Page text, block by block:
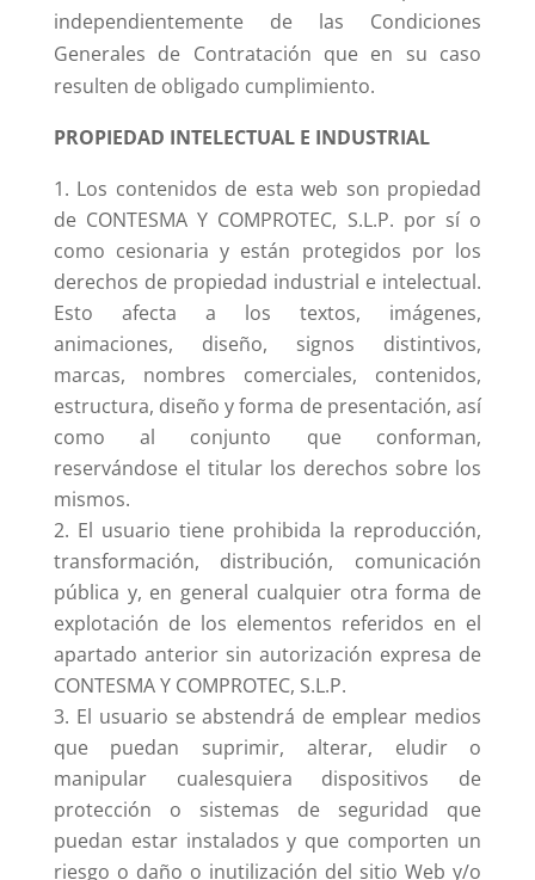
independientemente de las Condiciones
Generales de Contratación que en su caso
resulten de obligado cumplimiento.
PROPIEDAD INTELECTUAL E INDUSTRIAL
Los contenidos de esta web son propiedad
de CONTESMA Y COMPROTEC, S.L.P. por sí o
como cesionaria y están protegidos por los
derechos de propiedad industrial e intelectual.
Esto afecta a los textos, imágenes,
animaciones, diseño, signos distintivos,
marcas, nombres comerciales, contenidos,
estructura, diseño y forma de presentación, así
como al conjunto que conforman,
reservándose el titular los derechos sobre los
mismos.
El usuario tiene prohibida la reproducción,
transformación, distribución, comunicación
pública y, en general cualquier otra forma de
explotación de los elementos referidos en el
apartado anterior sin autorización expresa de
CONTESMA Y COMPROTEC, S.L.P.
El usuario se abstendrá de emplear medios
que puedan suprimir, alterar, eludir o
manipular cualesquiera dispositivos de
protección o sistemas de seguridad que
puedan estar instalados y que comporten un
riesgo o daño o inutilización del sitio Web y/o